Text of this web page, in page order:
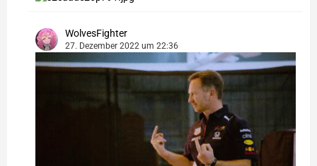
WolvesFighter
27. Dezember 2022 um 22:36